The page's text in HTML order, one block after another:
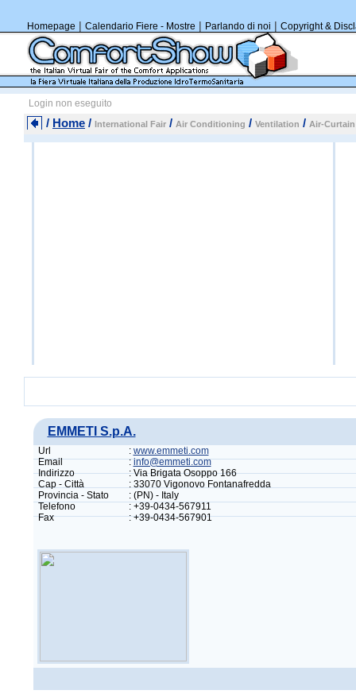
Homepage | Calendario Fiere - Mostre | Parlando di noi | Copyright &
Login non eseguito
/ Home / International Fair / Air Conditioning / Ventilation / Air-
EMMETI S.p.A.
Url : www.emmeti.com
Email
:info@emmeti.com
Indirizzo
: Via Brigata Osoppo 166
Cap - Città
: 33070 Vigonovo Fontanafredda
Provincia - Stato
: (PN) - Italy
Telefono
: +39-0434-567911
Fax
: +39-0434-567901